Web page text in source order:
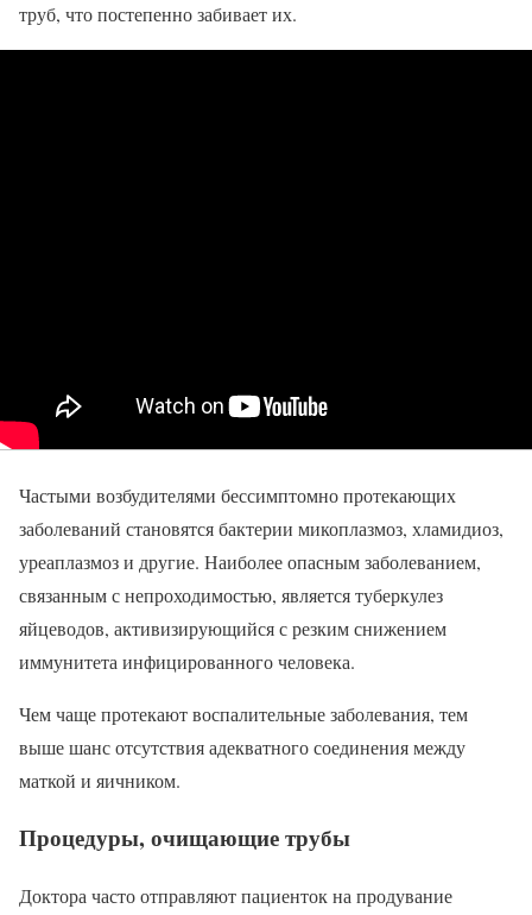
труб, что постепенно забивает их.
Частыми возбудителями бессимптомно протекающих
заболеваний становятся бактерии микоплазмоз, хламидиоз,
уреаплазмоз и другие. Наиболее опасным заболеванием,
связанным с непроходимостью, является туберкулез
яйцеводов, активизирующийся с резким снижением
иммунитета инфицированного человека.
Чем чаще протекают воспалительные заболевания, тем
выше шанс отсутствия адекватного соединения между
маткой и яичником.
Процедуры, очищающие трубы
Доктора часто отправляют пациенток на продувание